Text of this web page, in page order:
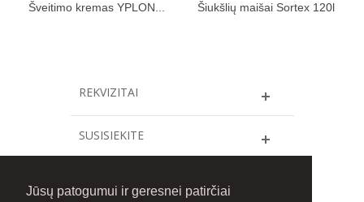
Jūsų patogumui ir geresnei patirčiai
Šveitimo kremas YPLON... Šiukšlių maišai Sortex 120l
REKVIZITAI
SUSISIEKITE